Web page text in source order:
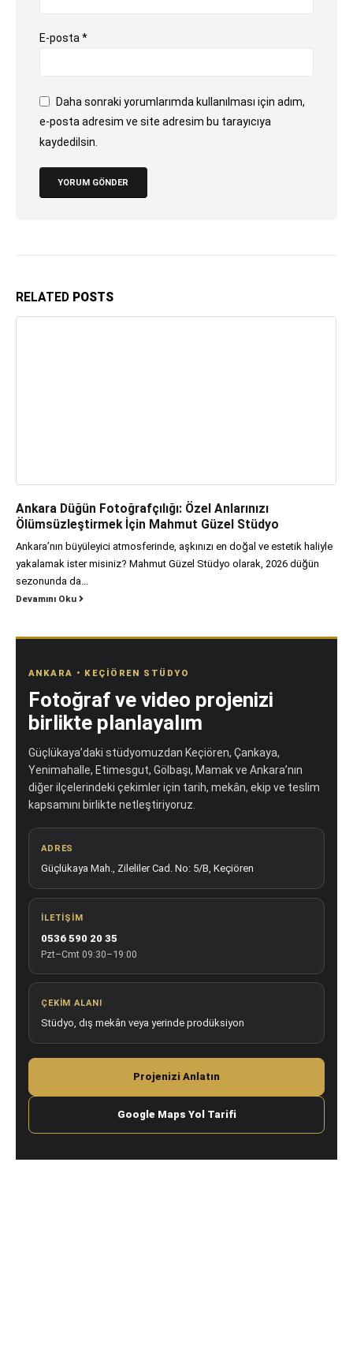
E-posta *
Daha sonraki yorumlarımda kullanılması için adım,
e-posta adresim ve site adresim bu tarayıcıya
kaydedilsin.
RELATED POSTS
Ankara Düğün Fotoğrafçılığı: Özel Anlarınızı
Ölümsüzleştirmek İçin Mahmut Güzel Stüdyo
Ankara’nın büyüleyici atmosferinde, aşkınızı en doğal ve estetik haliyle
yakalamak ister misiniz? Mahmut Güzel Stüdyo olarak, 2026 düğün
sezonunda da...
Devamını Oku
ANKARA • KEÇIÖREN STÜDYO
Fotoğraf ve video projenizi
birlikte planlayalım
Güçlükaya’daki stüdyomuzdan Keçiören, Çankaya,
Yenimahalle, Etimesgut, Gölbaşı, Mamak ve Ankara’nın
diğer ilçelerindeki çekimler için tarih, mekân, ekip ve teslim
kapsamını birlikte netleştiriyoruz.
ADRES
Güçlükaya Mah., Zileliler Cad. No: 5/B, Keçiören
İLETIŞIM
0536 590 20 35
Pzt–Cmt 09:30–19:00
ÇEKIM ALANI
Stüdyo, dış mekân veya yerinde prodüksiyon
Projenizi Anlatın
Google Maps Yol Tarifi